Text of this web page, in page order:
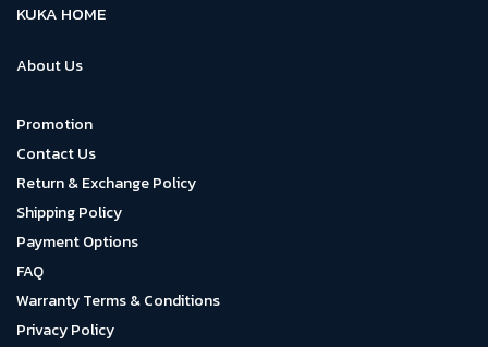
KUKA HOME
About Us
Promotion
Contact Us
Return & Exchange Policy
Shipping Policy
Payment Options
FAQ
Warranty Terms & Conditions
Privacy Policy